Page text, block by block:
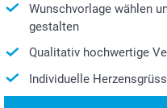
Wunschvorlage wählen
gestalten
Qualitativ hochwertige
Individuelle